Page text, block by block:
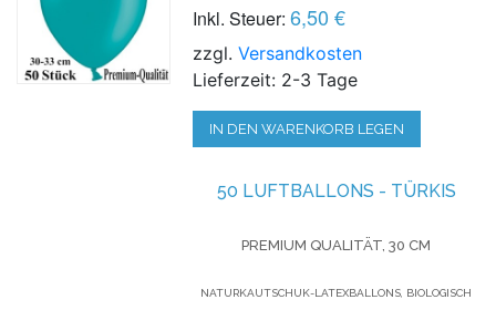
Inkl. Steuer: 6,50 €
zzgl.Versandkosten
Lieferzeit: 2-3 Tage
IN DEN WARENKORB LEGEN
50 LUFTBALLONS - TÜRKIS
PREMIUM QUALITÄT, 30 CM
NATURKAUTSCHUK-LATEXBALLONS, BIOLOGISCH